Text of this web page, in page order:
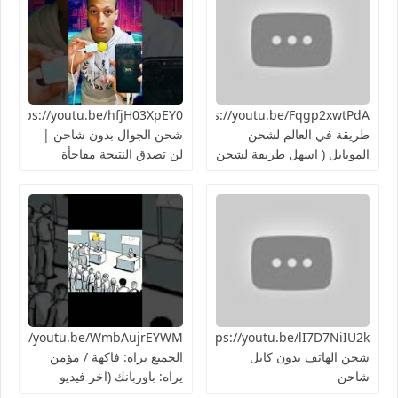
https://youtu.be/Fqgp2xwtPdAأغرب
طريقة في العالم لشحن
الموبايل ( اسهل طريقة لشحن
هتنجح؟
شحن الجوال بدون شاحن |
لن تصدق النتيجة مفاجأة
https://youtu.be/lI7D7NiIU2kطريقة
شحن الهاتف بدون كابل
شاحن
الجميع يراه: فاكهة / مؤمن
يراه: باوربانك (اخر فيديو